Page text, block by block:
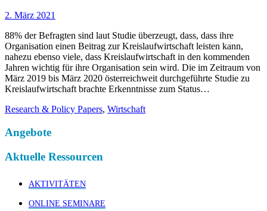
2. März 2021
88% der Befragten sind laut Studie überzeugt, dass, dass ihre
Organisation einen Beitrag zur Kreislaufwirtschaft leisten kann,
nahezu ebenso viele, dass Kreislaufwirtschaft in den kommenden
Jahren wichtig für ihre Organisation sein wird. Die im Zeitraum von
März 2019 bis März 2020 österreichweit durchgeführte Studie zu
Kreislaufwirtschaft brachte Erkenntnisse zum Status…
Research & Policy Papers, Wirtschaft
Angebote
Aktuelle Ressourcen
AKTIVITÄTEN
ONLINE SEMINARE